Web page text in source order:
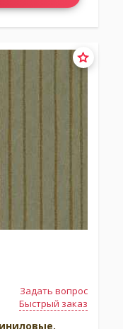
Задать вопрос
Быстрый заказ